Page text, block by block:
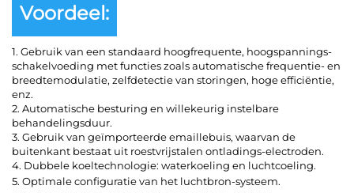
Voordeel:
1. Gebruik van een standaard hoogfrequente, hoogspannings-
schakelvoeding met functies zoals automatische frequentie- en
breedtemodulatie, zelfdetectie van storingen, hoge efficiëntie,
enz.
2. Automatische besturing en willekeurig instelbare
behandelingsduur.
3. Gebruik van geïmporteerde emaillebuis, waarvan de
buitenkant bestaat uit roestvrijstalen ontladings-electroden.
4. Dubbele koeltechnologie: waterkoeling en luchtcoeling.
5. Optimale configuratie van het luchtbron-systeem.